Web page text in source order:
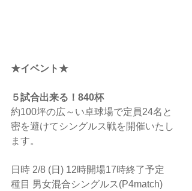
★イベント★
５試合出来る！840杯
約100坪の広～い卓球場で定員24名と
密を避けてシングルス戦を開催いたし
ます。
日時 2/8 (日) 12時開場17時終了予定
種目 男女混合シングルス(P4match)